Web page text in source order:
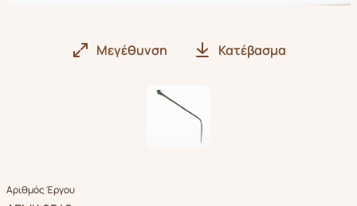
Μεγέθυνση Κατέβασμα
Αριθμός Έργου